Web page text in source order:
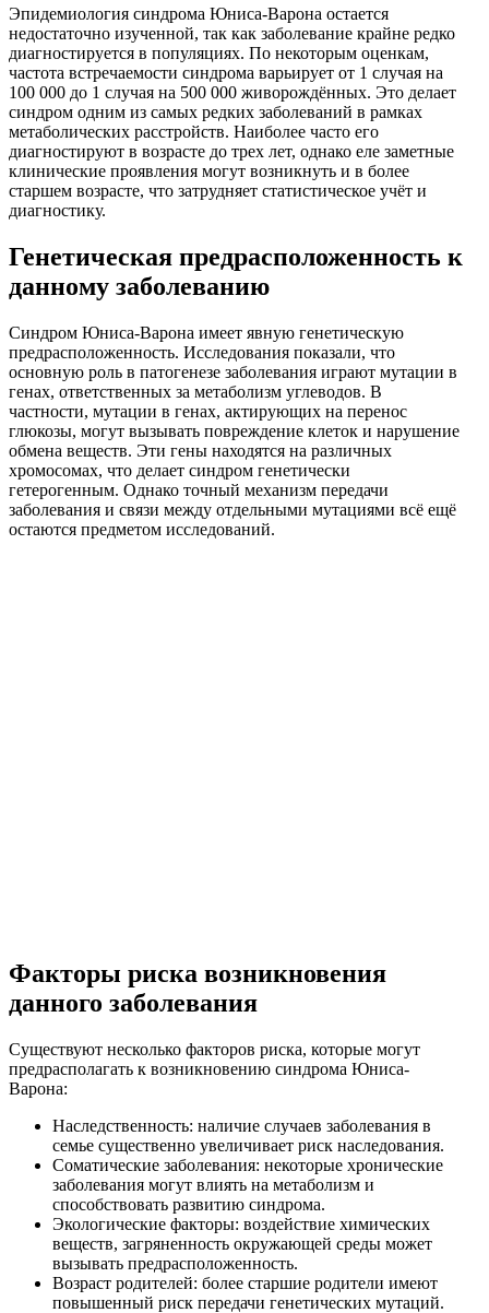
Эпидемиология синдрома Юниса-Варона остается
недостаточно изученной, так как заболевание крайне редко
диагностируется в популяциях. По некоторым оценкам,
частота встречаемости синдрома варьирует от 1 случая на
100 000 до 1 случая на 500 000 живорождённых. Это делает
синдром одним из самых редких заболеваний в рамках
метаболических расстройств. Наиболее часто его
диагностируют в возрасте до трех лет, однако еле заметные
клинические проявления могут возникнуть и в более
старшем возрасте, что затрудняет статистическое учёт и
диагностику.
Генетическая предрасположенность к
данному заболеванию
Синдром Юниса-Варона имеет явную генетическую
предрасположенность. Исследования показали, что
основную роль в патогенезе заболевания играют мутации в
генах, ответственных за метаболизм углеводов. В
частности, мутации в генах, актирующих на перенос
глюкозы, могут вызывать повреждение клеток и нарушение
обмена веществ. Эти гены находятся на различных
хромосомах, что делает синдром генетически
гетерогенным. Однако точный механизм передачи
заболевания и связи между отдельными мутациями всё ещё
остаются предметом исследований.
Факторы риска возникновения
данного заболевания
Существуют несколько факторов риска, которые могут
предрасполагать к возникновению синдрома Юниса-
Варона:
Наследственность: наличие случаев заболевания в
семье существенно увеличивает риск наследования.
Соматические заболевания: некоторые хронические
заболевания могут влиять на метаболизм и
способствовать развитию синдрома.
Экологические факторы: воздействие химических
веществ, загряненность окружающей среды может
вызывать предрасположенность.
Возраст родителей: более старшие родители имеют
повышенный риск передачи генетических мутаций.